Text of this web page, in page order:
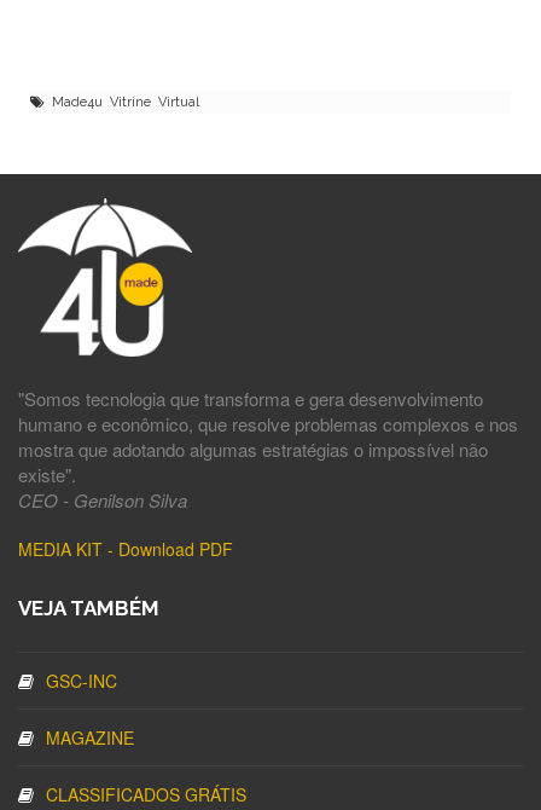
Made4u Vitrine Virtual
"Somos tecnologia que transforma e gera desenvolvimento
humano e econômico, que resolve problemas complexos e nos
mostra que adotando algumas estratégias o impossível não
existe".
CEO - Genilson Silva
MEDIA KIT - Download PDF
VEJA TAMBÉM
GSC-INC
MAGAZINE
CLASSIFICADOS GRÁTIS